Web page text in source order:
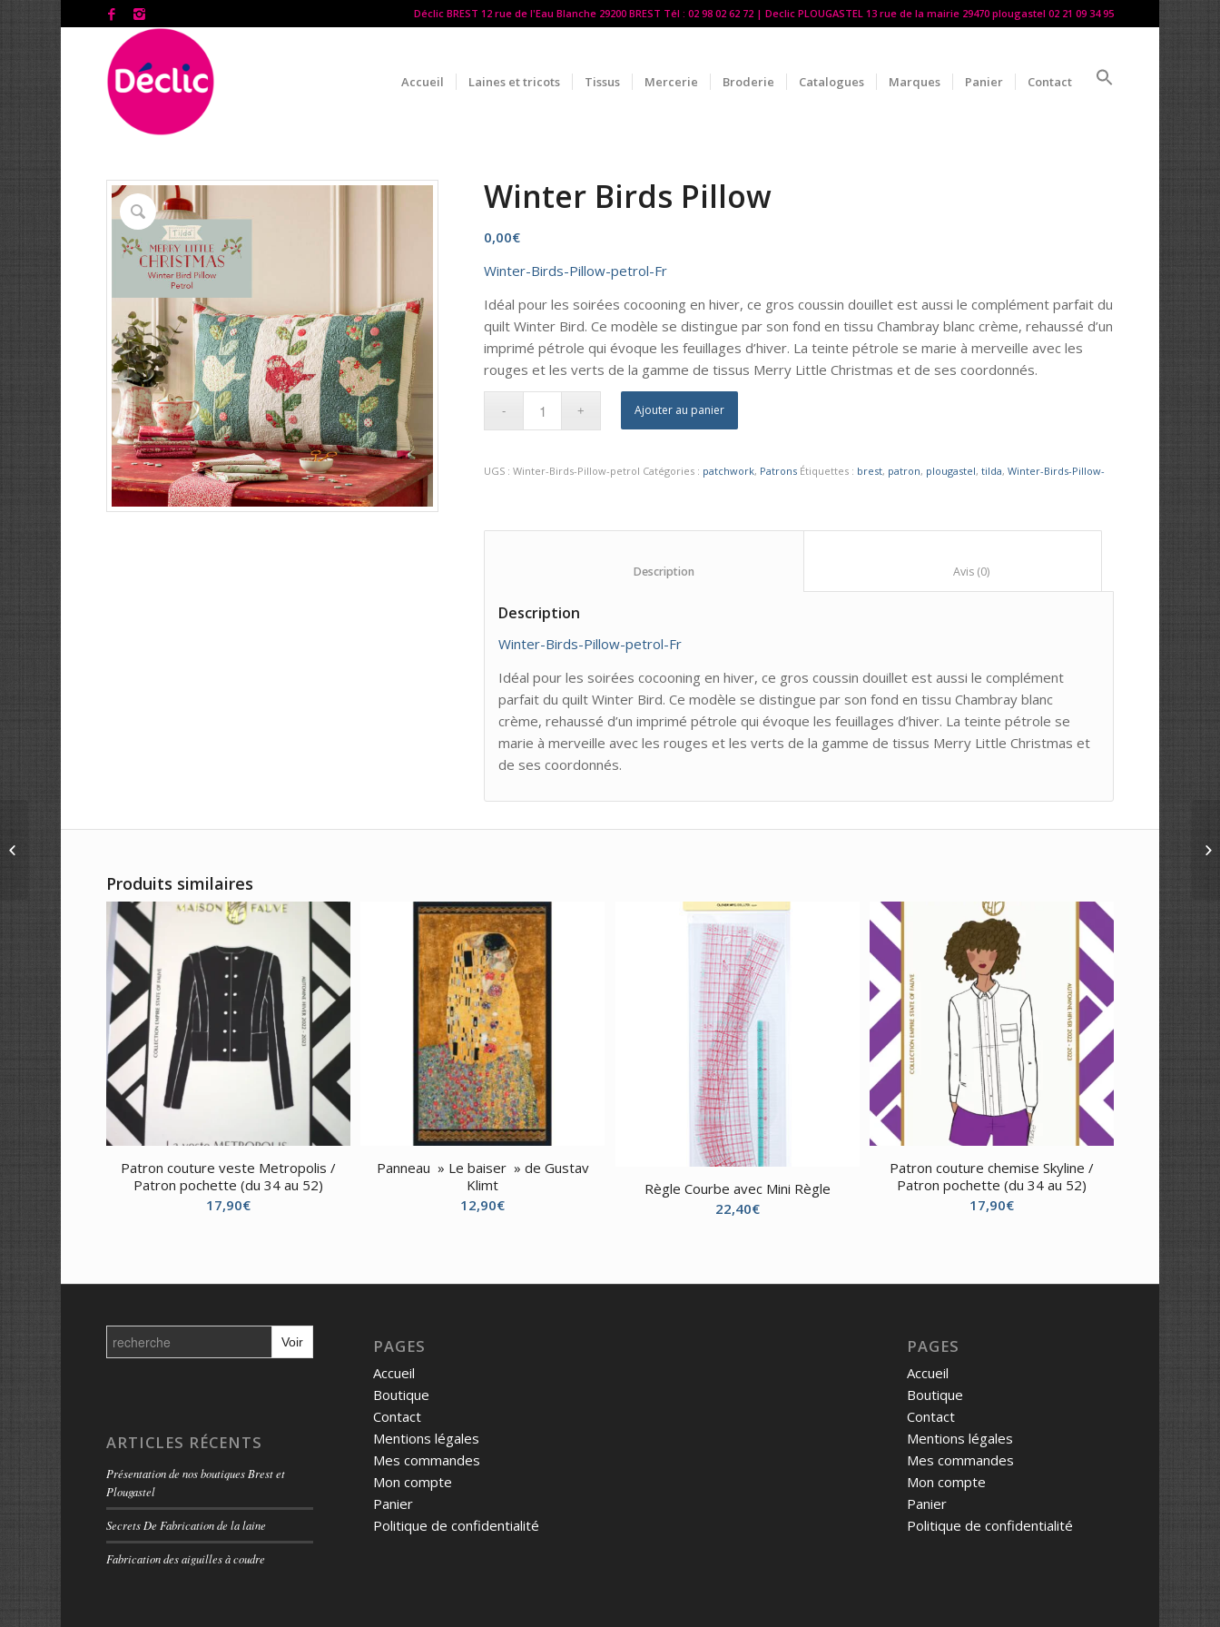
Déclic BREST 12 rue de l'Eau Blanche 29200 BREST Tél : 02 98 02 62 72 | Declic PLOUGASTEL 13 rue de la mairie 29470 plougastel 02 21 09 34 95
Accueil Laines et tricots Tissus Mercerie Broderie Catalogues Marques Panier Contact
Winter Birds Pillow
0,00€
Winter-Birds-Pillow-petrol-Fr
Idéal pour les soirées cocooning en hiver, ce gros coussin douillet est aussi le complément parfait du
quilt Winter Bird. Ce modèle se distingue par son fond en tissu Chambray blanc crème, rehaussé d’un
imprimé pétrole qui évoque les feuillages d’hiver. La teinte pétrole se marie à merveille avec les
rouges et les verts de la gamme de tissus Merry Little Christmas et de ses coordonnés.
Ajouter au panier
UGS :Winter-Birds-Pillow-petrol Catégories : patchwork, Patrons Étiquettes : brest, patron, plougastel,tilda,Winter-Birds-Pillow-
Description
Winter-Birds-Pillow-petrol-Fr
Idéal pour les soirées cocooning en hiver, ce gros coussin douillet est aussi le complément
parfait du quilt Winter Bird. Ce modèle se distingue par son fond en tissu Chambray blanc
crème, rehaussé d’un imprimé pétrole qui évoque les feuillages d’hiver. La teinte pétrole se
marie à merveille avec les rouges et les verts de la gamme de tissus Merry Little Christmas et
de ses coordonnés.
Produits similaires
Patron couture veste Metropolis /
Patron pochette (du 34 au 52)
17,90€
Panneau » Le baiser » de Gustav
Klimt
12,90€
Règle Courbe avec Mini Règle
22,40€
Patron couture chemise Skyline /
Patron pochette (du 34 au 52)
17,90€
Search
for:
ARTICLES RÉCENTS
Présentation de nos boutiques Brest et
Plougastel
Secrets De Fabrication de la laine
Fabrication des aiguilles à coudre
PAGES
Accueil
Boutique
Contact
Mentions légales
Mes commandes
Mon compte
Panier
Politique de confidentialité
PAGES
Accueil
Boutique
Contact
Mentions légales
Mes commandes
Mon compte
Panier
Politique de confidentialité